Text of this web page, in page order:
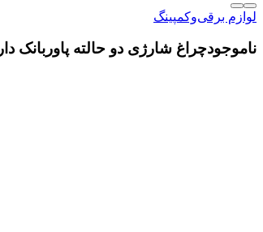
لوازم برقی‌وکمپینگ
ناموجودچراغ شارژی دو حالته پاوربانک دار Weidasi WD-895